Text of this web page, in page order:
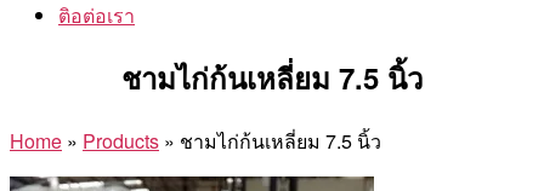
ติอต่อเรา
ชามไก่ก้นเหลี่ยม 7.5 นิ้ว
Home » Products » ชามไก่ก้นเหลี่ยม 7.5 นิ้ว